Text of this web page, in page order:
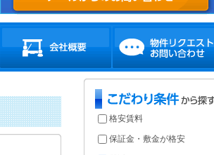
格安賃料
保証金・敷金が格安